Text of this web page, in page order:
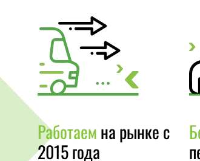
Работаемна рынке с
2015 года